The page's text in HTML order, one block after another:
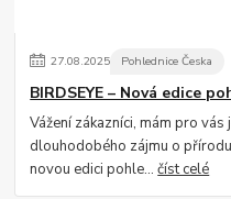
27.08.2025 Pohlednice Česka
BIRDSEYE – Nová edice
Vážení zákazníci, mám pro
dlouhodobého zájmu o
novou edici pohle...číst celé